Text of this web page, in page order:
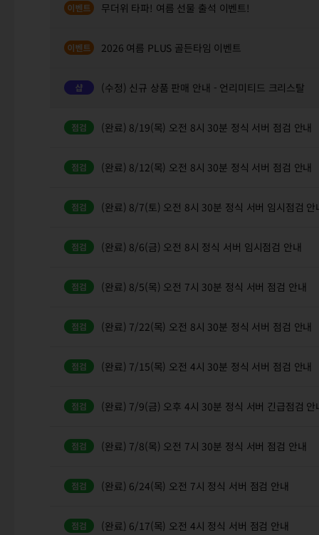
무더위 타파! 여름 선물 출석 이벤트!
2026 여름 PLUS 골든타임 이벤트
(수정) 신규 상품 판매 안내 - 언리미티드 크리스탈
(완료) 8/19(목) 오전 8시 30분 정식 서버 점검 안내
(완료) 8/12(목) 오전 8시 30분 정식 서버 점검 안내
(완료) 8/7(토) 오전 8시 30분 정식 서버 임시점검 안
(완료) 8/6(금) 오전 8시 정식 서버 임시점검 안내
(완료) 8/5(목) 오전 7시 30분 정식 서버 점검 안내
(완료) 7/22(목) 오전 8시 30분 정식 서버 점검 안내
(완료) 7/15(목) 오전 4시 30분 정식 서버 점검 안내
(완료) 7/9(금) 오후 4시 30분 정식 서버 긴급점검 안
(완료) 7/8(목) 오전 7시 30분 정식 서버 점검 안내
(완료) 6/24(목) 오전 7시 정식 서버 점검 안내
(완료) 6/17(목) 오전 4시 정식 서버 점검 안내